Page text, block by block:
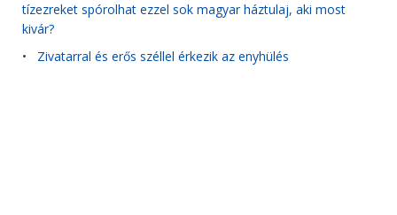
tízezreket spórolhat ezzel sok magyar háztulaj, aki most
kivár?
• Zivatarral és erős széllel érkezik az enyhülés